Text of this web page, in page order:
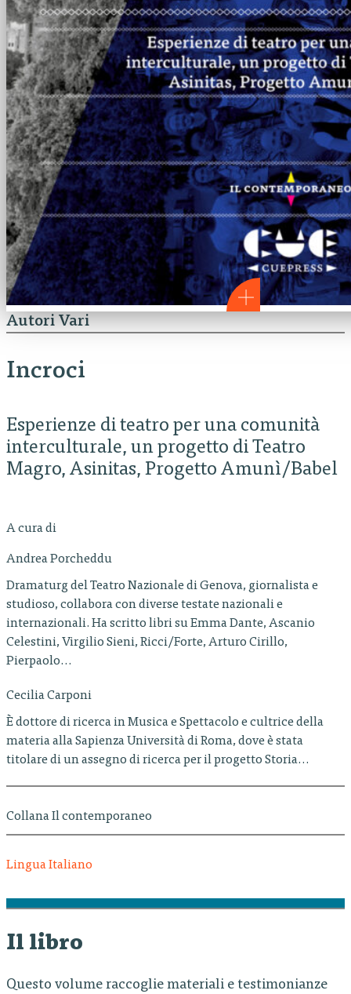
Autori Vari
Incroci
Esperienze di teatro per una comunità
interculturale, un progetto di Teatro
Magro, Asinitas, Progetto Amunì/Babel
A cura di
Andrea Porcheddu
Dramaturg del Teatro Nazionale di Genova, giornalista e
studioso, collabora con diverse testate nazionali e
internazionali. Ha scritto libri su Emma Dante, Ascanio
Celestini, Virgilio Sieni, Ricci/Forte, Arturo Cirillo,
Pierpaolo…
Cecilia Carponi
È dottore di ricerca in Musica e Spettacolo e cultrice della
materia alla Sapienza Università di Roma, dove è stata
titolare di un assegno di ricerca per il progetto Storia…
Collana Il contemporaneo
Lingua Italiano
Il libro
Questo volume raccoglie materiali e testimonianze